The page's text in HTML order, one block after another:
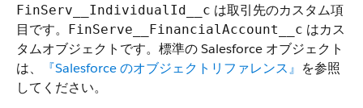
FinServ__IndividualId__c は取引先のカスタム項
目です。
FinServe__FinancialAccount__c はカス
タムオブジェクトです。標準の Salesforce オブジェクト
は、
『Salesforce のオブジェクトリファレンス』 を参照
してください。